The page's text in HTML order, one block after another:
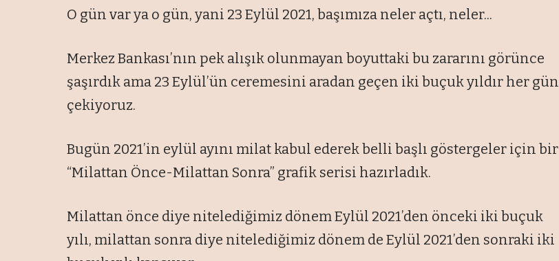
O gün var ya o gün, yani 23 Eylül 2021, başımıza neler açtı, neler...
Merkez Bankası’nın pek alışık olunmayan boyuttaki bu zararını görünce
şaşırdık ama 23 Eylül’ün ceremesini aradan geçen iki buçuk yıldır her gün
çekiyoruz.
Bugün 2021’in eylül ayını milat kabul ederek belli başlı göstergeler için bir
“Milattan Önce-Milattan Sonra” grafik serisi hazırladık.
Milattan önce diye nitelediğimiz dönem Eylül 2021’den önceki iki buçuk
yılı, milattan sonra diye nitelediğimiz dönem de Eylül 2021’den sonraki iki